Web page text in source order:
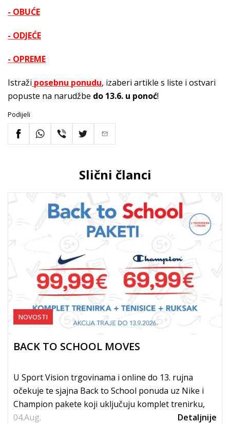
- OBUĆE
- ODJEĆE
- OPREME
Istraži posebnu ponudu, izaberi artikle s liste i ostvari
popuste na narudžbe do 13.6. u ponoć!
Podijeli
Slični članci
04.Aug.
NOVOSTI
BACK TO SCHOOL MOVES
U Sport Vision trgovinama i online do 13. rujna
očekuje te sjajna Back to School ponuda uz Nike i
Champion pakete koji uključuju komplet trenirku,
tenisice i...
Detaljnije